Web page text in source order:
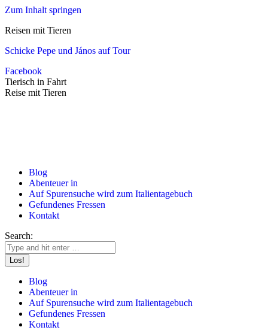
Zum Inhalt springen
Reisen mit Tieren
Schicke Pepe und János auf Tour
Facebook
Tierisch in Fahrt
Reise mit Tieren
Blog
Abenteuer in
Auf Spurensuche wird zum Italientagebuch
Gefundenes Fressen
Kontakt
Search:
Blog
Abenteuer in
Auf Spurensuche wird zum Italientagebuch
Gefundenes Fressen
Kontakt